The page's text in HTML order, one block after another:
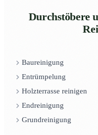
Durchstöbere
Baureinigung
Entrümpelung
Holzterrasse reinigen
Endreinigung
Grundreinigung